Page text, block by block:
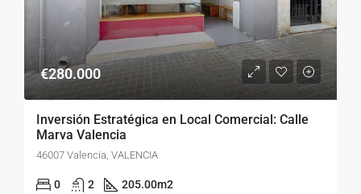
€280.000
Inversión Estratégica en Local Comercial: Calle
Marva Valencia
46007 Valencia, VALENCIA
0 2 205.00m2